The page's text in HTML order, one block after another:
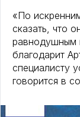
«По
сказать, что
равнодушным
благодарит
специалисту
говорится в